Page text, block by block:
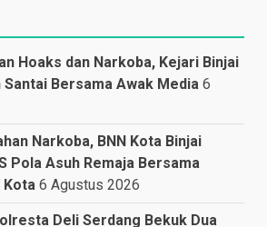
Hoaks dan Narkoba, Kejari Binjai
Bersama Awak Media 6
Narkoba, BNN Kota Binjai
Pola Asuh Remaja Bersama
Kota 6 Agustus 2026
Deli Serdang Bekuk Dua